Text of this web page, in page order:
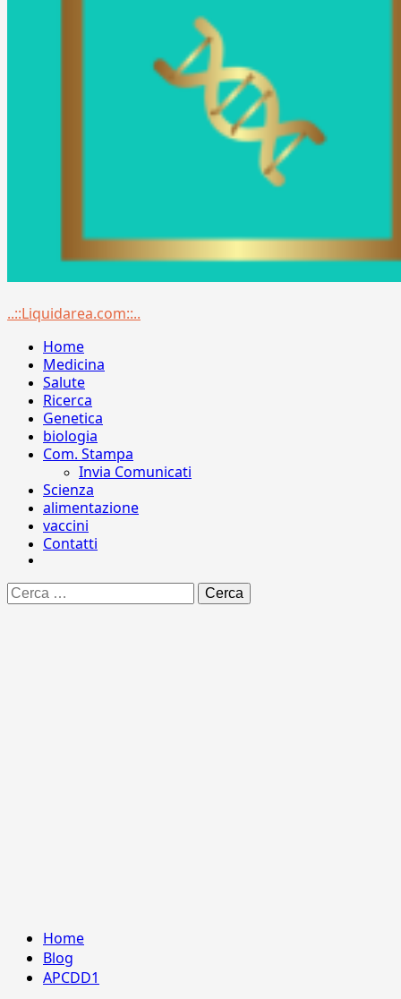
Menu
..::Liquidarea.com::..
Home
Medicina
Salute
Ricerca
Genetica
biologia
Com. Stampa
Invia Comunicati
Scienza
alimentazione
vaccini
Contatti
Ricerca
per:
Home
Blog
APCDD1